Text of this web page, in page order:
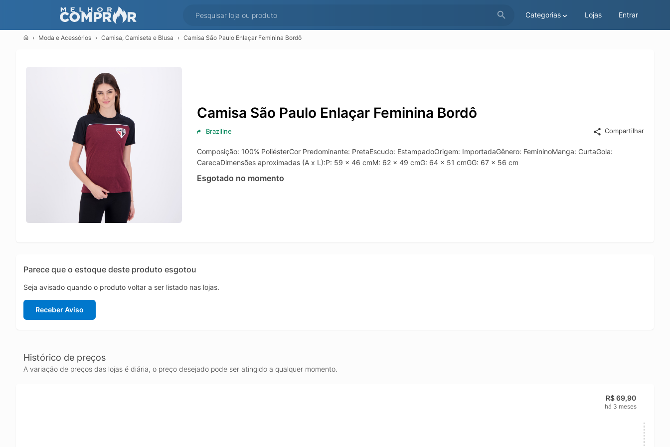
Categorias Lojas Entrar
Moda e Acessórios Camisa, Camiseta e Blusa Camisa São Paulo Enlaçar Feminina Bordô
Camisa São Paulo Enlaçar Feminina Bordô
Braziline Compartilhar
Composição: 100% PoliésterCor Predominante: PretaEscudo: EstampadoOrigem: ImportadaGênero: FemininoManga: CurtaGola:
CarecaDimensões aproximadas (A x L):P: 59 x 46 cmM: 62 x 49 cmG: 64 x 51 cmGG: 67 x 56 cm
Esgotado no momento
Parece que o estoque deste produto esgotou
Seja avisado quando o produto voltar a ser listado nas lojas.
Receber Aviso
Histórico de preços
A variação de preços das lojas é diária, o preço desejado pode ser atingido a qualquer momento.
R$ 69,90
há 3 meses